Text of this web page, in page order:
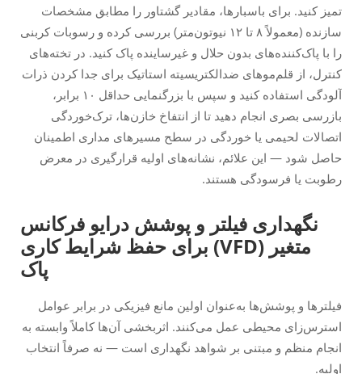
تمیز کنید. برای باسبارها، مقادیر گشتاور را مطابق مشخصات
سازنده (معمولاً ۸ تا ۱۲ نیوتون‌متر) بررسی کرده و رسوبات کربنی
را با پاک‌کننده‌های بدون حلال و غیرساینده پاک کنید. در تخته‌های
کنترل، از قلم‌موهای ضدالکتریسیته استاتیک برای جدا کردن ذرات
آلودگی استفاده کنید و سپس با بزرگنمایی حداقل ۱۰ برابر،
بازرسی بصری انجام دهید تا از انتفاخ خازن‌ها، ترک‌خوردگی
اتصالات لحیمی یا خوردگی در سطح مسیرهای مداری اطمینان
حاصل شود — این علائم، نشانه‌های اولیه قرارگیری در معرض
رطوبت یا فرسودگی هستند.
نگهداری فیلتر و پوشش درایو فرکانس
متغیر (VFD) برای حفظ شرایط کاری
پاک
فیلترها و پوشش‌ها به‌عنوان اولین مانع فیزیکی در برابر عوامل
استرس‌زای محیطی عمل می‌کنند. اثربخشی آن‌ها کاملاً وابسته به
انجام منظم و مبتنی بر شواهد نگهداری است — نه صرفاً انتخاب
اولیه.